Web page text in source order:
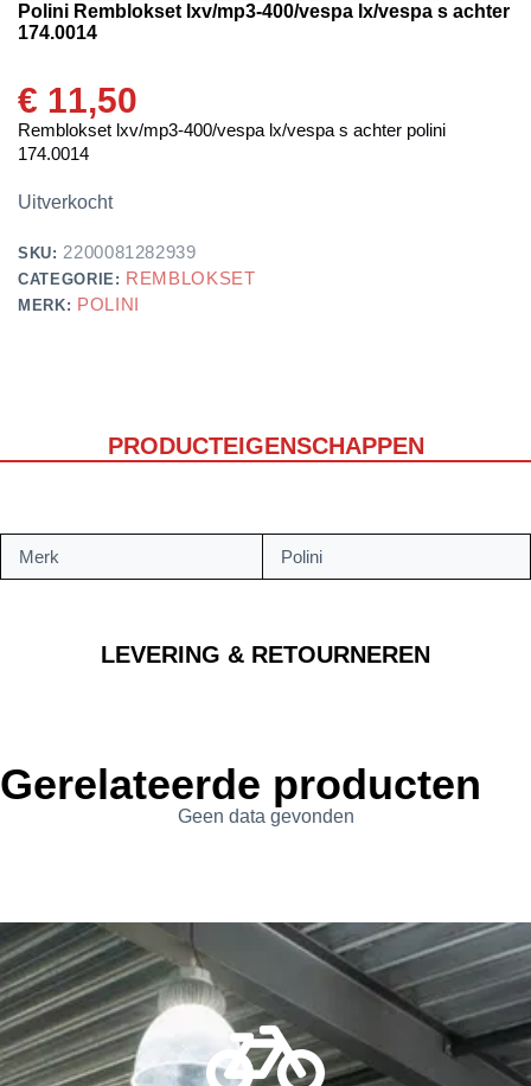
Polini Remblokset lxv/mp3-400/vespa lx/vespa s achter
174.0014
€ 11,50
Remblokset lxv/mp3-400/vespa lx/vespa s achter polini
174.0014
Uitverkocht
SKU:2200081282939
CATEGORIE: REMBLOKSET
MERK: POLINI
PRODUCTEIGENSCHAPPEN
LEVERING & RETOURNEREN
Merk Polini
Gerelateerde producten
Geen data gevonden